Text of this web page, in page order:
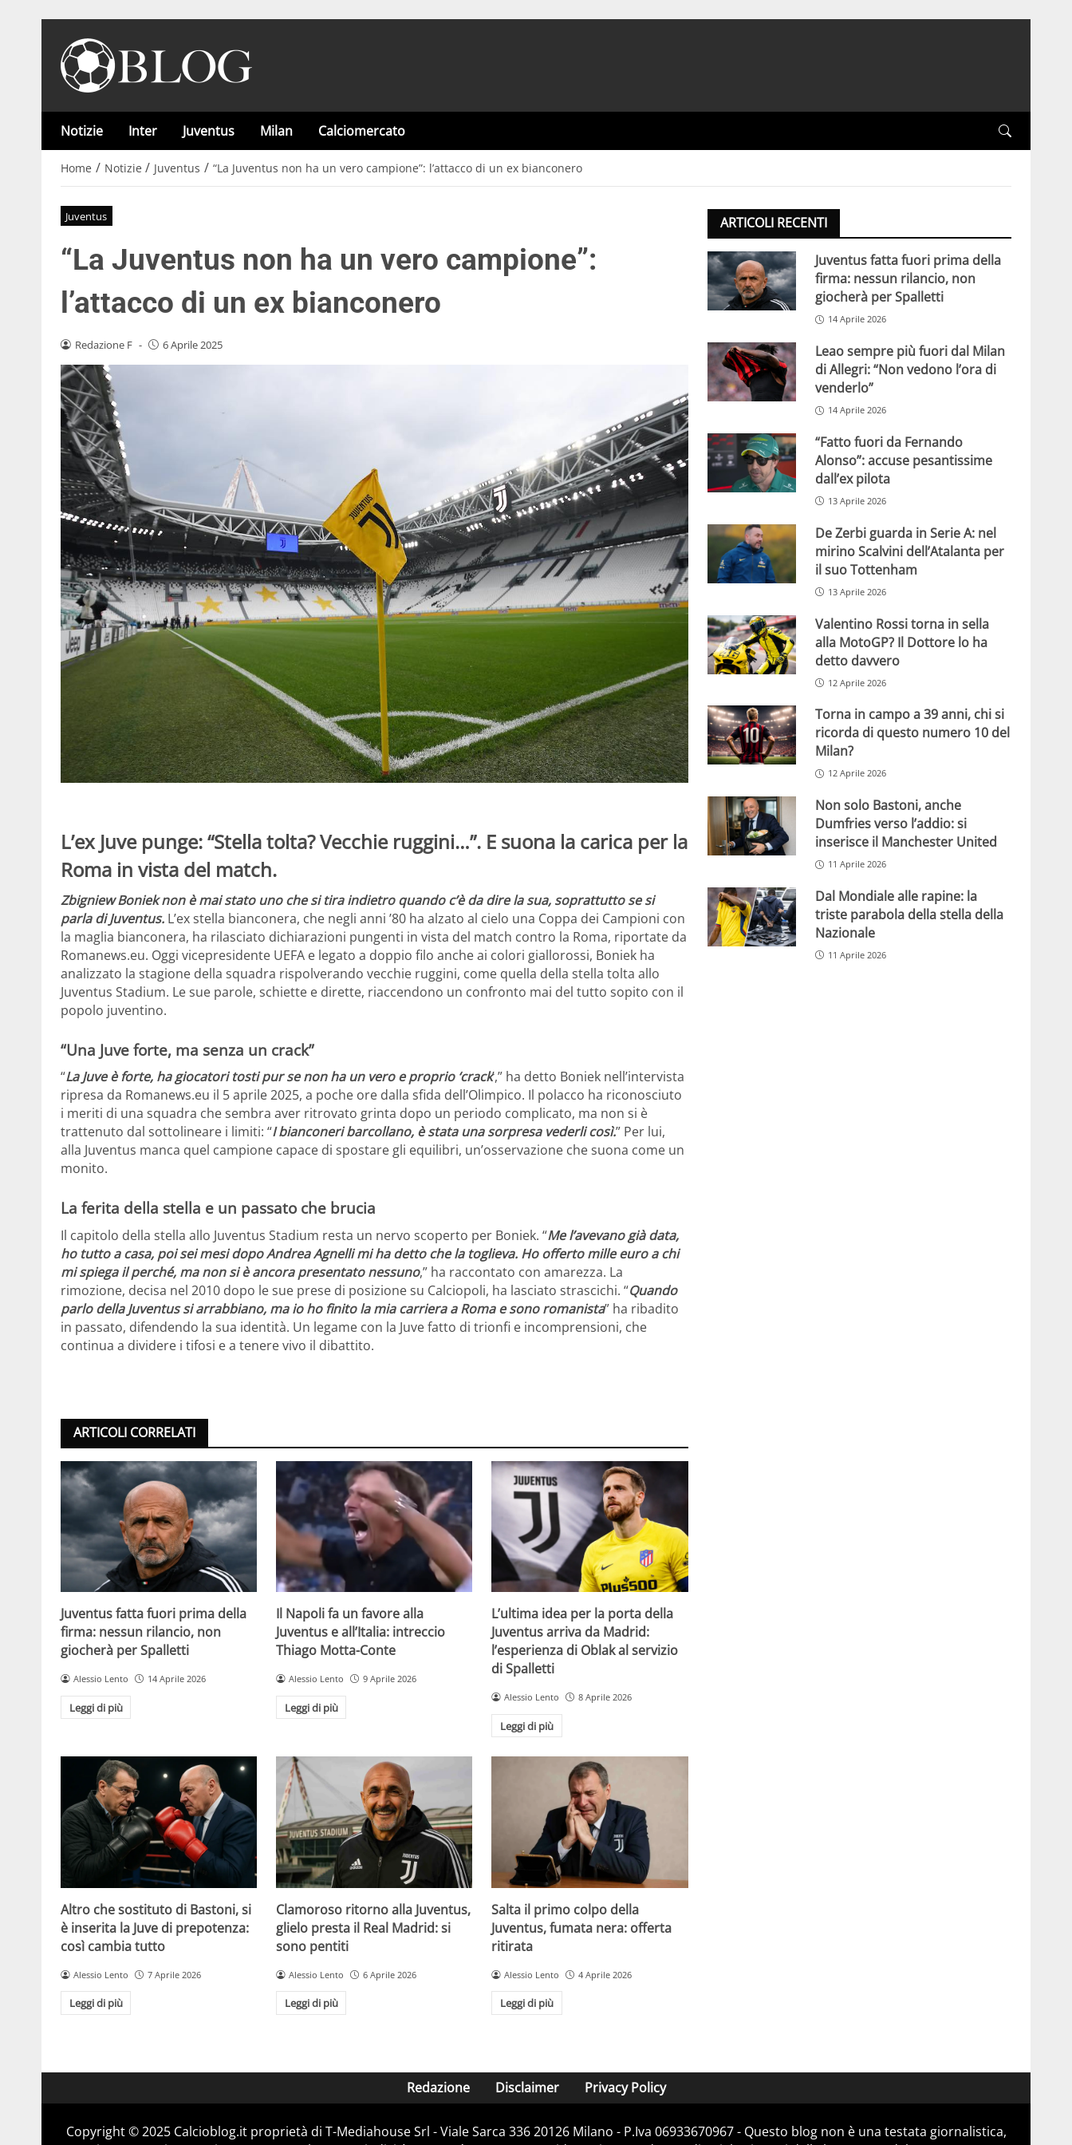
Notizie Inter Juventus Milan Calciomercato
Home / Notizie / Juventus / “La Juventus non ha un vero campione”: l’attacco di un ex bianconero
Juventus
“La Juventus non ha un vero campione”:
l’attacco di un ex bianconero
Redazione F - 6 Aprile 2025
L’ex Juve punge: “Stella tolta? Vecchie ruggini…”. E suona la carica per la
Roma in vista del match.
Zbigniew Boniek non è mai stato uno che si tira indietro quando c’è da dire la sua, soprattutto se si
parla di Juventus. L’ex stella bianconera, che negli anni ’80 ha alzato al cielo una Coppa dei Campioni con
la maglia bianconera, ha rilasciato dichiarazioni pungenti in vista del match contro la Roma, riportate da
Romanews.eu. Oggi vicepresidente UEFA e legato a doppio filo anche ai colori giallorossi, Boniek ha
analizzato la stagione della squadra rispolverando vecchie ruggini, come quella della stella tolta allo
Juventus Stadium. Le sue parole, schiette e dirette, riaccendono un confronto mai del tutto sopito con il
popolo juventino.
“Una Juve forte, ma senza un crack”
“La Juve è forte, ha giocatori tosti pur se non ha un vero e proprio ‘crack’,” ha detto Boniek nell’intervista
ripresa da Romanews.eu il 5 aprile 2025, a poche ore dalla sfida dell’Olimpico. Il polacco ha riconosciuto
i meriti di una squadra che sembra aver ritrovato grinta dopo un periodo complicato, ma non si è
trattenuto dal sottolineare i limiti: “I bianconeri barcollano, è stata una sorpresa vederli così.” Per lui,
alla Juventus manca quel campione capace di spostare gli equilibri, un’osservazione che suona come un
monito.
La ferita della stella e un passato che brucia
Il capitolo della stella allo Juventus Stadium resta un nervo scoperto per Boniek. “Me l’avevano già data,
ho tutto a casa, poi sei mesi dopo Andrea Agnelli mi ha detto che la toglieva. Ho offerto mille euro a chi
mi spiega il perché, ma non si è ancora presentato nessuno,” ha raccontato con amarezza. La
rimozione, decisa nel 2010 dopo le sue prese di posizione su Calciopoli, ha lasciato strascichi. “Quando
parlo della Juventus si arrabbiano, ma io ho finito la mia carriera a Roma e sono romanista” ha ribadito
in passato, difendendo la sua identità. Un legame con la Juve fatto di trionfi e incomprensioni, che
continua a dividere i tifosi e a tenere vivo il dibattito.
ARTICOLI CORRELATI
Juventus fatta fuori prima della
firma: nessun rilancio, non
giocherà per Spalletti
Alessio Lento 14 Aprile 2026
Leggi di più
Il Napoli fa un favore alla
Juventus e all’Italia: intreccio
Thiago Motta-Conte
Alessio Lento 9 Aprile 2026
Leggi di più
L’ultima idea per la porta della
Juventus arriva da Madrid:
l’esperienza di Oblak al servizio
di Spalletti
Alessio Lento 8 Aprile 2026
Leggi di più
Altro che sostituto di Bastoni, si
è inserita la Juve di prepotenza:
così cambia tutto
Alessio Lento 7 Aprile 2026
Leggi di più
Clamoroso ritorno alla Juventus,
glielo presta il Real Madrid: si
sono pentiti
Alessio Lento 6 Aprile 2026
Leggi di più
Salta il primo colpo della
Juventus, fumata nera: offerta
ritirata
Alessio Lento 4 Aprile 2026
Leggi di più
ARTICOLI RECENTI
Juventus fatta fuori prima della
firma: nessun rilancio, non
giocherà per Spalletti
14 Aprile 2026
Leao sempre più fuori dal Milan
di Allegri: “Non vedono l’ora di
venderlo”
14 Aprile 2026
“Fatto fuori da Fernando
Alonso”: accuse pesantissime
dall’ex pilota
13 Aprile 2026
De Zerbi guarda in Serie A: nel
mirino Scalvini dell’Atalanta per
il suo Tottenham
13 Aprile 2026
Valentino Rossi torna in sella
alla MotoGP? Il Dottore lo ha
detto davvero
12 Aprile 2026
Torna in campo a 39 anni, chi si
ricorda di questo numero 10 del
Milan?
12 Aprile 2026
Non solo Bastoni, anche
Dumfries verso l’addio: si
inserisce il Manchester United
11 Aprile 2026
Dal Mondiale alle rapine: la
triste parabola della stella della
Nazionale
11 Aprile 2026
Redazione Disclaimer Privacy Policy
Copyright © 2025 Calcioblog.it proprietà di T-Mediahouse Srl - Viale Sarca 336 20126 Milano - P.Iva 06933670967 - Questo blog non è una testata giornalistica,